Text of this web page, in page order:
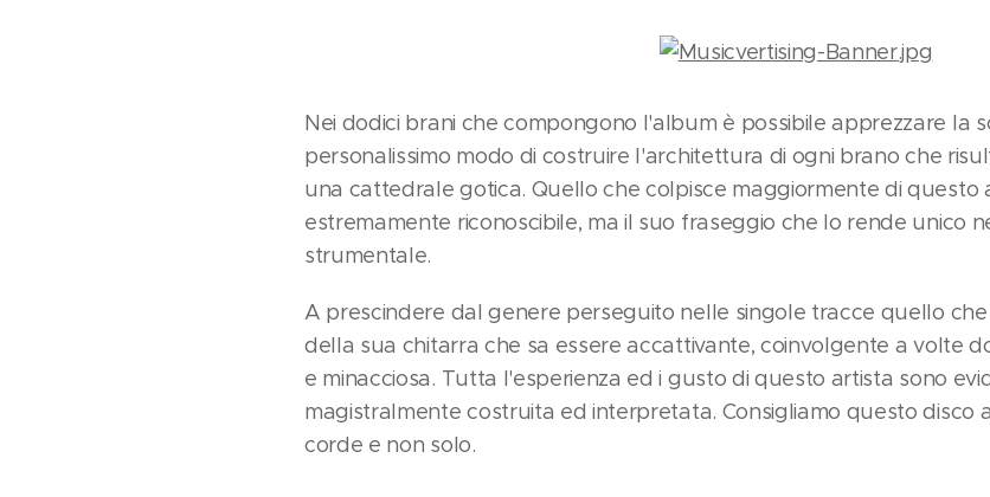
Nei dodici brani che compongono l'album è possibile apprezzare la
personalissimo modo di costruire l'architettura di ogni brano che
una cattedrale gotica. Quello che colpisce maggiormente di questo
estremamente riconoscibile, ma il suo fraseggio che lo rende unico
strumentale.
A prescindere dal genere perseguito nelle singole tracce quello
della sua chitarra che sa essere accattivante, coinvolgente a volte
e minacciosa. Tutta l'esperienza ed i gusto di questo artista sono
magistralmente costruita ed interpretata. Consigliamo questo disco
corde e non solo.